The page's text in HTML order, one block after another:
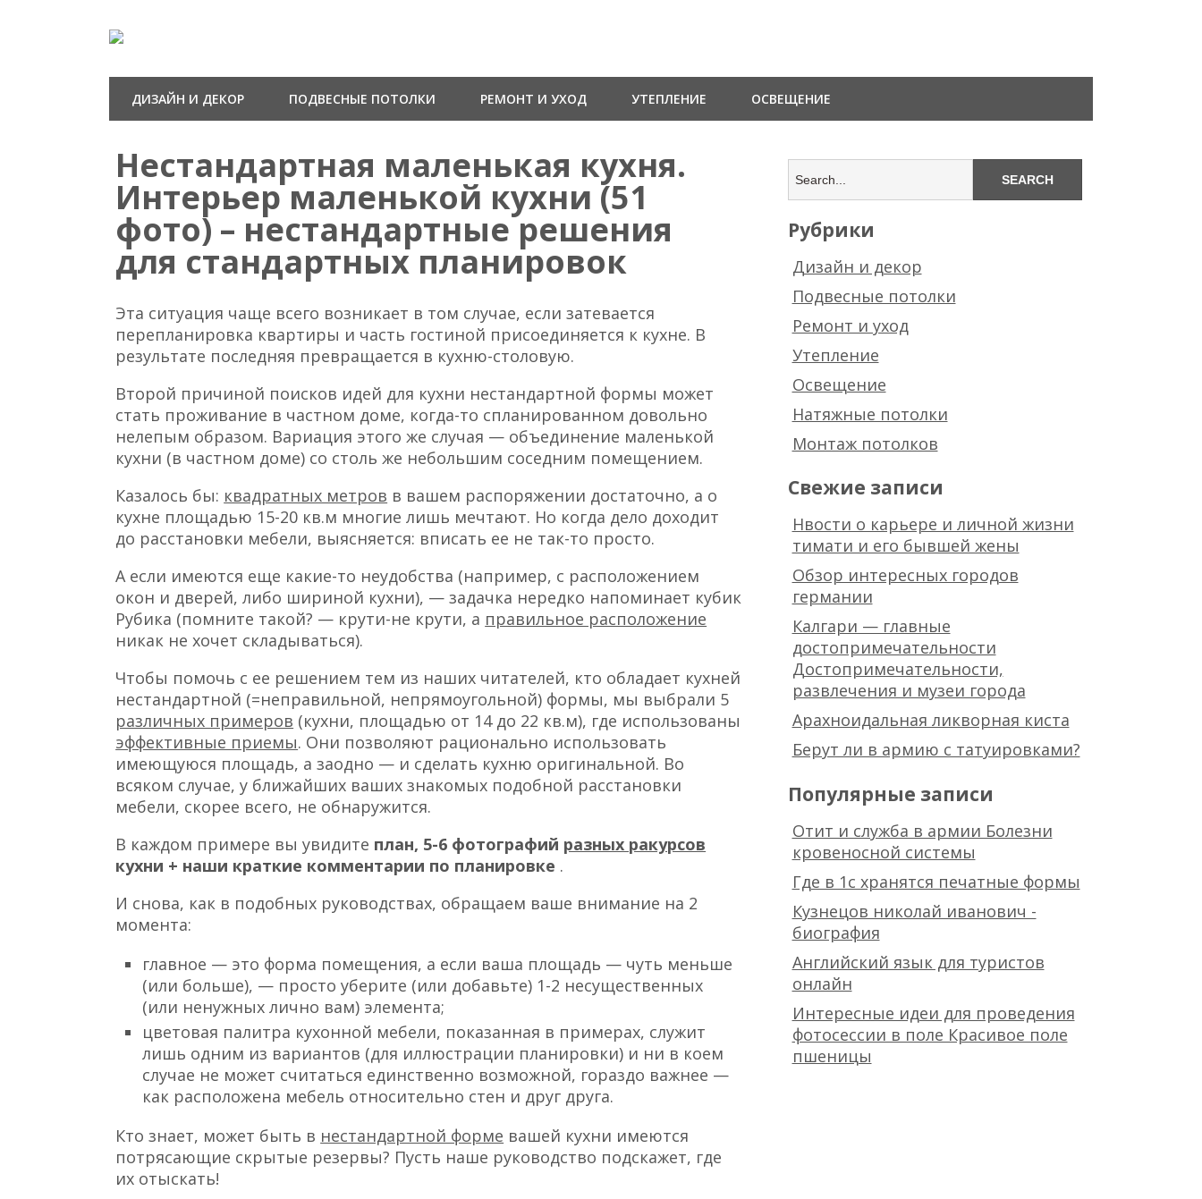
ДИЗАЙН И ДЕКОР ПОДВЕСНЫЕ ПОТОЛКИ РЕМОНТ И УХОД УТЕПЛЕНИЕ ОСВЕЩЕНИЕ
Нестандартная маленькая кухня.
Интерьер маленькой кухни (51
фото) – нестандартные решения
для стандартных планировок
Эта ситуация чаще всего возникает в том случае, если затевается
перепланировка квартиры и часть гостиной присоединяется к кухне. В
результате последняя превращается в кухню-столовую.
Второй причиной поисков идей для кухни нестандартной формы может
стать проживание в частном доме, когда-то спланированном довольно
нелепым образом. Вариация этого же случая — объединение маленькой
кухни (в частном доме) со столь же небольшим соседним помещением.
Казалось бы: квадратных метров в вашем распоряжении достаточно, а о
кухне площадью 15-20 кв.м многие лишь мечтают. Но когда дело доходит
до расстановки мебели, выясняется: вписать ее не так-то просто.
А если имеются еще какие-то неудобства (например, с расположением
окон и дверей, либо шириной кухни), — задачка нередко напоминает кубик
Рубика (помните такой? — крути-не крути, а правильное расположение
никак не хочет складываться).
Чтобы помочь с ее решением тем из наших читателей, кто обладает кухней
нестандартной (=неправильной, непрямоугольной) формы, мы выбрали 5
различных примеров (кухни, площадью от 14 до 22 кв.м), где использованы
эффективные приемы. Они позволяют рационально использовать
имеющуюся площадь, а заодно — и сделать кухню оригинальной. Во
всяком случае, у ближайших ваших знакомых подобной расстановки
мебели, скорее всего, не обнаружится.
В каждом примере вы увидите план, 5-6 фотографий разных ракурсов
кухни + наши краткие комментарии по планировке .
И снова, как в подобных руководствах, обращаем ваше внимание на 2
момента:
главное — это форма помещения, а если ваша площадь — чуть меньше
(или больше), — просто уберите (или добавьте) 1-2 несущественных
(или ненужных лично вам) элемента;
цветовая палитра кухонной мебели, показанная в примерах, служит
лишь одним из вариантов (для иллюстрации планировки) и ни в коем
случае не может считаться единственно возможной, гораздо важнее —
как расположена мебель относительно стен и друг друга.
Кто знает, может быть в нестандартной форме вашей кухни имеются
потрясающие скрытые резервы? Пусть наше руководство подскажет, где
их отыскать!
Рубрики
Дизайн и декор
Подвесные потолки
Ремонт и уход
Утепление
Освещение
Натяжные потолки
Монтаж потолков
Свежие записи
Нвости о карьере и личной жизни
тимати и его бывшей жены
Обзор интересных городов
германии
Калгари — главные
достопримечательности
Достопримечательности,
развлечения и музеи города
Арахноидальная ликворная киста
Берут ли в армию с татуировками?
Популярные записи
Отит и служба в армии Болезни
кровеносной системы
Где в 1с хранятся печатные формы
Кузнецов николай иванович -
биография
Английский язык для туристов
онлайн
Интересные идеи для проведения
фотосессии в поле Красивое поле
пшеницы